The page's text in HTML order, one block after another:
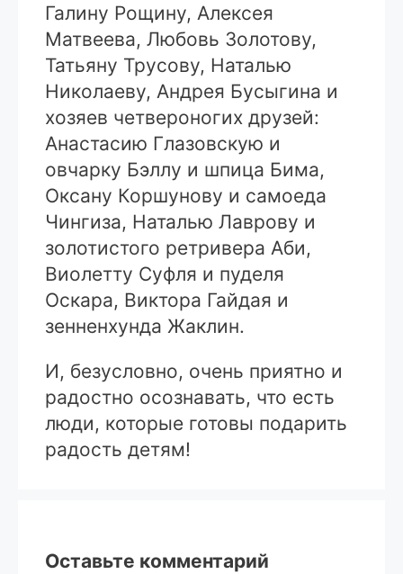
Галину Рощину, Алексея
Матвеева, Любовь Золотову,
Татьяну Трусову, Наталью
Николаеву, Андрея Бусыгина и
хозяев четвероногих друзей:
Анастасию Глазовскую и
овчарку Бэллу и шпица Бима,
Оксану Коршунову и самоеда
Чингиза, Наталью Лаврову и
золотистого ретривера Аби,
Виолетту Суфля и пуделя
Оскара, Виктора Гайдая и
зенненхунда Жаклин.
И, безусловно, очень приятно и
радостно осознавать, что есть
люди, которые готовы подарить
радость детям!
Оставьте комментарий